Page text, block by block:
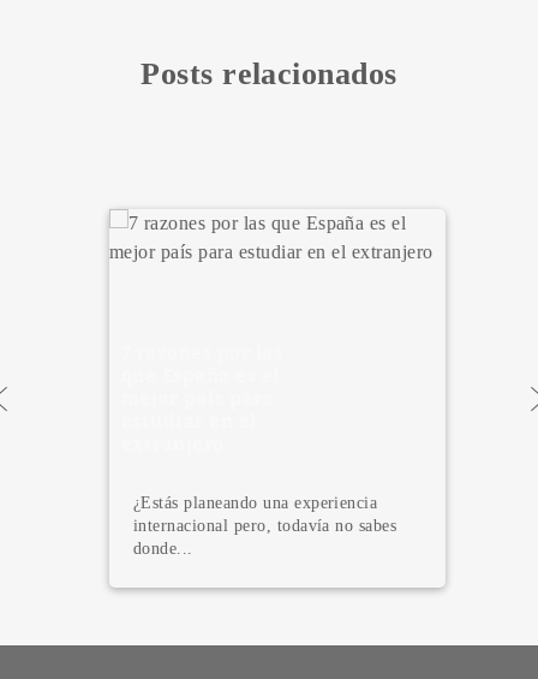
Posts relacionados
¿Estás planeando una experiencia
internacional pero, todavía no sabes
donde...